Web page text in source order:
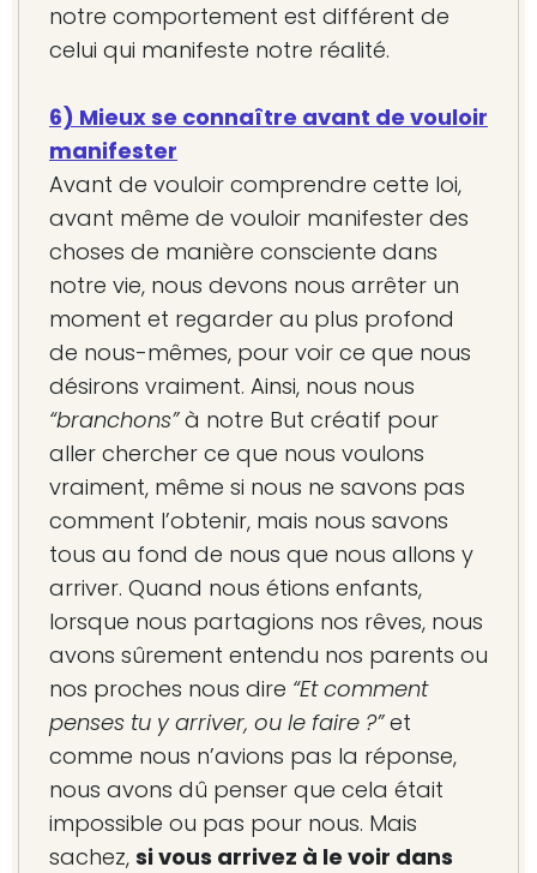
notre comportement est différent de
celui qui manifeste notre réalité.
6) Mieux se connaître avant de vouloir
manifester
Avant de vouloir comprendre cette loi,
avant même de vouloir manifester des
choses de manière consciente dans
notre vie, nous devons nous arrêter un
moment et regarder au plus profond
de nous-mêmes, pour voir ce que nous
désirons vraiment. Ainsi, nous nous
“branchons”à notre But créatif pour
aller chercher ce que nous voulons
vraiment, même si nous ne savons pas
comment l’obtenir, mais nous savons
tous au fond de nous que nous allons y
arriver. Quand nous étions enfants,
lorsque nous partagions nos rêves, nous
avons sûrement entendu nos parents ou
nos proches nous dire “Et comment
penses tu y arriver, ou le faire ?”et
comme nous n’avions pas la réponse,
nous avons dû penser que cela était
impossible ou pas pour nous. Mais
sachez, si vous arrivez à le voir dans